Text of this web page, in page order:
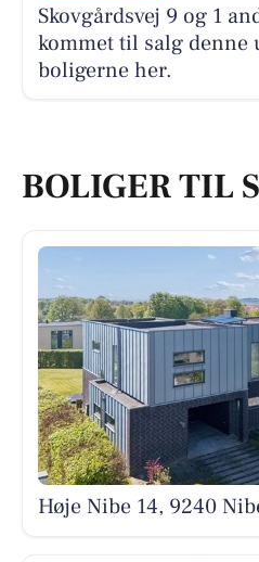
Skovgårdsvej 9 og 1
kommet til salg denne
boligerne her.
BOLIGER TIL
Høje Nibe 14, 9240